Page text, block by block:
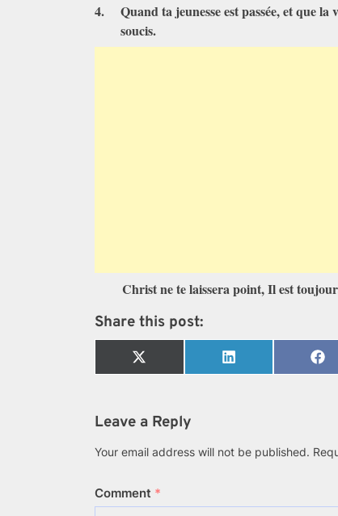
4.
Quand ta jeunesse est passée, et que
soucis.
Christ ne te laissera point, Il est
Share this post:
Share
on
Share
on
on
Leave a Reply
Your email address will not be published.
Comment *